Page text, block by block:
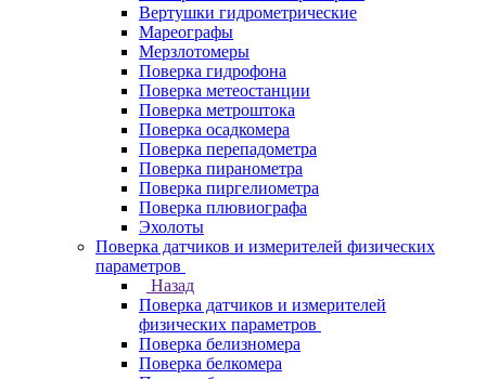
Вертушки гидрометрические
Мареографы
Мерзлотомеры
Поверка гидрофона
Поверка метеостанции
Поверка метроштока
Поверка осадкомера
Поверка перепадометра
Поверка пиранометра
Поверка пиргелиометра
Поверка плювиографа
Эхолоты
Поверка датчиков и измерителей физических
параметров
Назад
Поверка датчиков и измерителей
физических параметров
Поверка белизномера
Поверка белкомера